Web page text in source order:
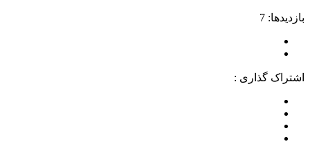
بازدیدها: 7
اشتراک گذاری :